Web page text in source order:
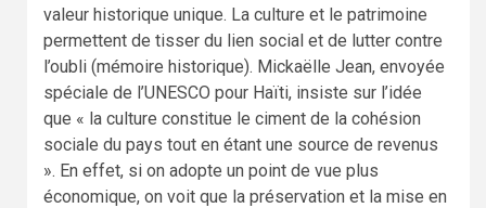
valeur historique unique. La culture et le patrimoine
permettent de tisser du lien social et de lutter contre
l’oubli (mémoire historique). Mickaëlle Jean, envoyée
spéciale de l’UNESCO pour Haïti, insiste sur l’idée
que « la culture constitue le ciment de la cohésion
sociale du pays tout en étant une source de revenus
». En effet, si on adopte un point de vue plus
économique, on voit que la préservation et la mise en